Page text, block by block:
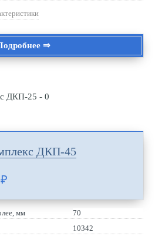
⇒
ДКП-45
₽
мм
70
10342